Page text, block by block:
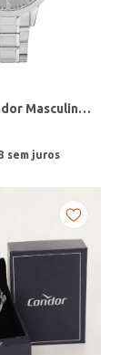
Relógio Condor Masculino PRATA